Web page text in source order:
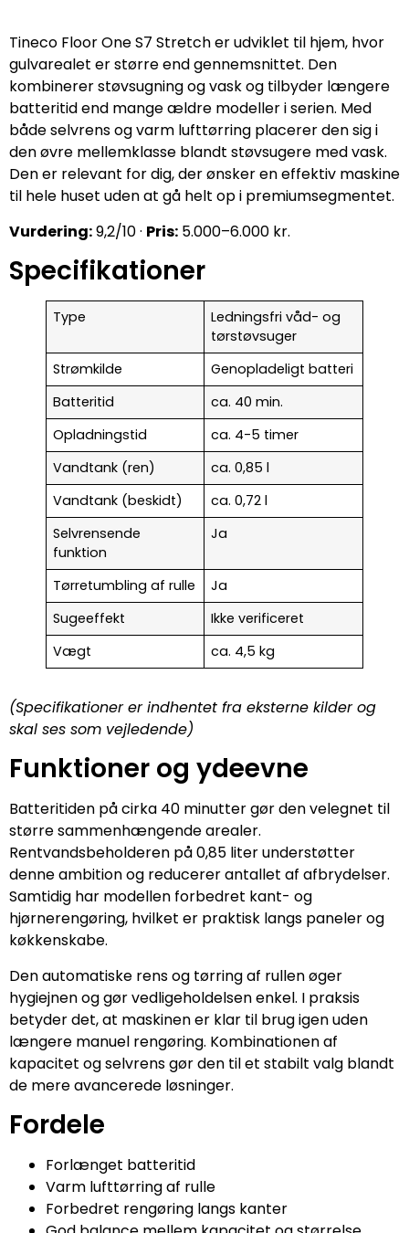
Tineco Floor One S7 Stretch er udviklet til hjem, hvor
gulvarealet er større end gennemsnittet. Den
kombinerer støvsugning og vask og tilbyder længere
batteritid end mange ældre modeller i serien. Med
både selvrens og varm lufttørring placerer den sig i
den øvre mellemklasse blandt støvsugere med vask.
Den er relevant for dig, der ønsker en effektiv maskine
til hele huset uden at gå helt op i premiumsegmentet.
Vurdering:9,2/10 · Pris: 5.000–6.000 kr.
Specifikationer
Type
Ledningsfri våd- og
tørstøvsuger
Strømkilde
Genopladeligt batteri
Batteritid
ca. 40 min.
Opladningstid
ca. 4-5 timer
Vandtank (ren)
ca. 0,85 l
Vandtank (beskidt)
ca. 0,72 l
Selvrensende
funktion
Ja
Tørretumbling af rulle
Ja
Sugeeffekt
Ikke verificeret
Vægt
ca. 4,5 kg
(Specifikationer er indhentet fra eksterne kilder og
skal ses som vejledende)
Funktioner og ydeevne
Batteritiden på cirka 40 minutter gør den velegnet til
større sammenhængende arealer.
Rentvandsbeholderen på 0,85 liter understøtter
denne ambition og reducerer antallet af afbrydelser.
Samtidig har modellen forbedret kant- og
hjørnerengøring, hvilket er praktisk langs paneler og
køkkenskabe.
Den automatiske rens og tørring af rullen øger
hygiejnen og gør vedligeholdelsen enkel. I praksis
betyder det, at maskinen er klar til brug igen uden
længere manuel rengøring. Kombinationen af
kapacitet og selvrens gør den til et stabilt valg blandt
de mere avancerede løsninger.
Fordele
Forlænget batteritid
Varm lufttørring af rulle
Forbedret rengøring langs kanter